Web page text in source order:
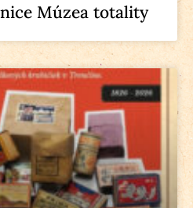
Múzea totality